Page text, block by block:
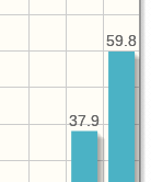
59.8
37.9
59.8
37.9